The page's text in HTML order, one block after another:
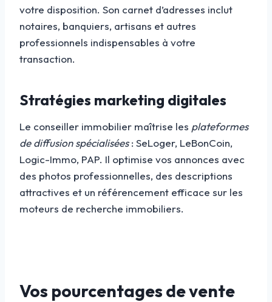
votre disposition. Son carnet d’adresses inclut
notaires, banquiers, artisans et autres
professionnels indispensables à votre
transaction.
Stratégies marketing digitales
Le conseiller immobilier maîtrise les plateformes
de diffusion spécialisées: SeLoger, LeBonCoin,
Logic-Immo, PAP. Il optimise vos annonces avec
des photos professionnelles, des descriptions
attractives et un référencement efficace sur les
moteurs de recherche immobiliers.
Vos pourcentages de vente